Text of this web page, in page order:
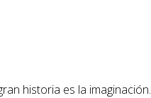
historia es la imaginación.